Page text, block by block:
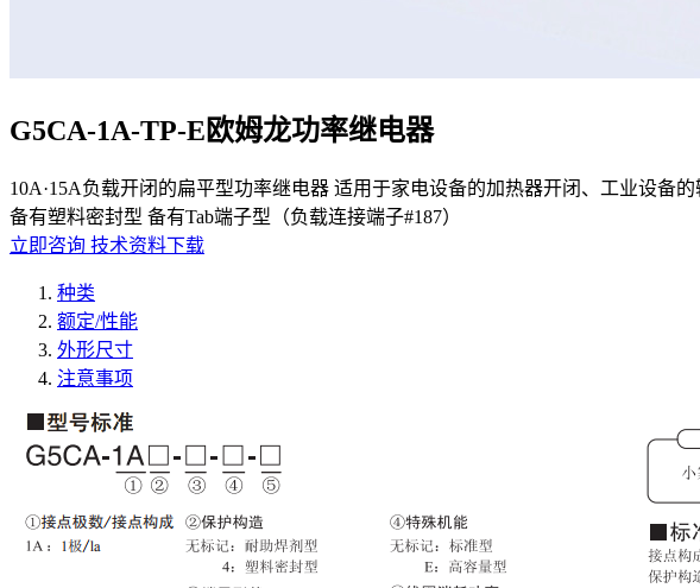
G5CA-1A-TP-E欧姆龙功率继电器
10A·15A负载开闭的扁平型功率继电器 适用于家电设备的加热器开闭、工业设备
备有塑料密封型 备有Tab端子型（负载连接端子#187）
立即咨询 技术资料下载
种类
额定/性能
外形尺寸
注意事项